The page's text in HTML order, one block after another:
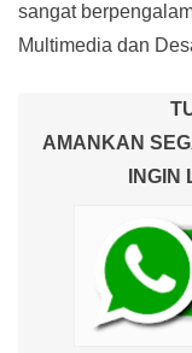
sangat
Multimedia dan
AMANKAN